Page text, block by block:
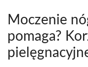
Moczenie
pomaga?